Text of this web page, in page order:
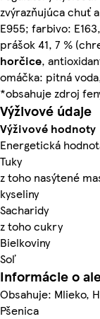
zvýrazňujúca chuť
E955; farbivo:
prášok 41, 7 %
horčice,
omáčka: pitná
*obsahuje zdroj
Výživové údaje
Výživové hodnoty
Energetická
Tuky
z toho nasýtené
kyseliny
Sacharidy
z toho cukry
Bielkoviny
Soľ
Informácie o
Obsahuje: Mlieko,
Pšenica